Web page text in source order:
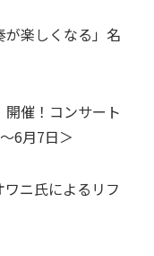
楽しくなる」名
催！コンサート
6月7日＞
ニ氏によるリフ